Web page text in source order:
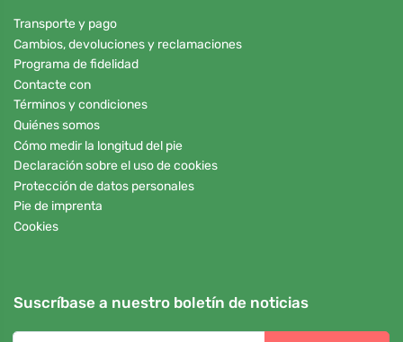
Transporte y pago
Cambios, devoluciones y reclamaciones
Programa de fidelidad
Contacte con
Términos y condiciones
Quiénes somos
Cómo medir la longitud del pie
Declaración sobre el uso de cookies
Protección de datos personales
Pie de imprenta
Cookies
Suscríbase a nuestro boletín de noticias